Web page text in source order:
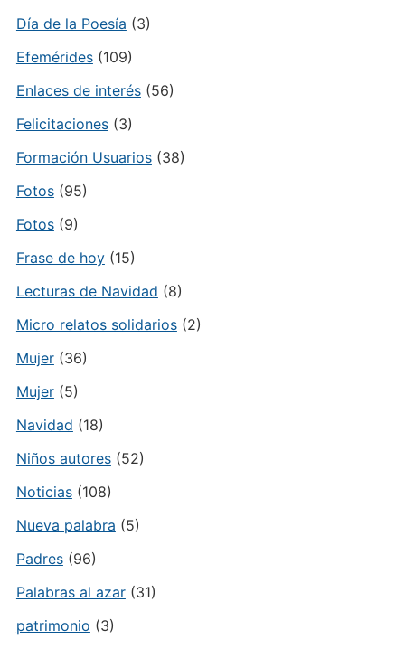
Día de la Poesía (3)
Efemérides(109)
Enlaces de interés(56)
Felicitaciones(3)
Formación Usuarios(38)
Fotos(95)
Fotos(9)
Frase de hoy(15)
Lecturas de Navidad (8)
Micro relatos solidarios(2)
Mujer(36)
Mujer(5)
Navidad (18)
Niños autores(52)
Noticias(108)
Nueva palabra (5)
Padres(96)
Palabras al azar(31)
patrimonio (3)